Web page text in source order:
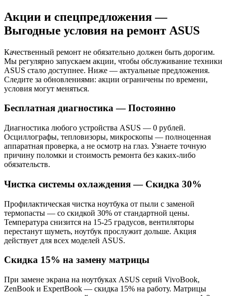
Акции и спецпредложения —
Выгодные условия на ремонт ASUS
Качественный ремонт не обязательно должен быть дорогим.
Мы регулярно запускаем акции, чтобы обслуживание техники
ASUS стало доступнее. Ниже — актуальные предложения.
Следите за обновлениями: акции ограничены по времени,
условия могут меняться.
Бесплатная диагностика — Постоянно
Диагностика любого устройства ASUS — 0 рублей.
Осциллографы, тепловизоры, микроскопы — полноценная
аппаратная проверка, а не осмотр на глаз. Узнаете точную
причину поломки и стоимость ремонта без каких-либо
обязательств.
Чистка системы охлаждения — Скидка 30%
Профилактическая чистка ноутбука от пыли с заменой
термопасты — со скидкой 30% от стандартной цены.
Температура снизится на 15-25 градусов, вентиляторы
перестанут шуметь, ноутбук прослужит дольше. Акция
действует для всех моделей ASUS.
Скидка 15% на замену матрицы
При замене экрана на ноутбуках ASUS серий VivoBook,
ZenBook и ExpertBook — скидка 15% на работу. Матрицы